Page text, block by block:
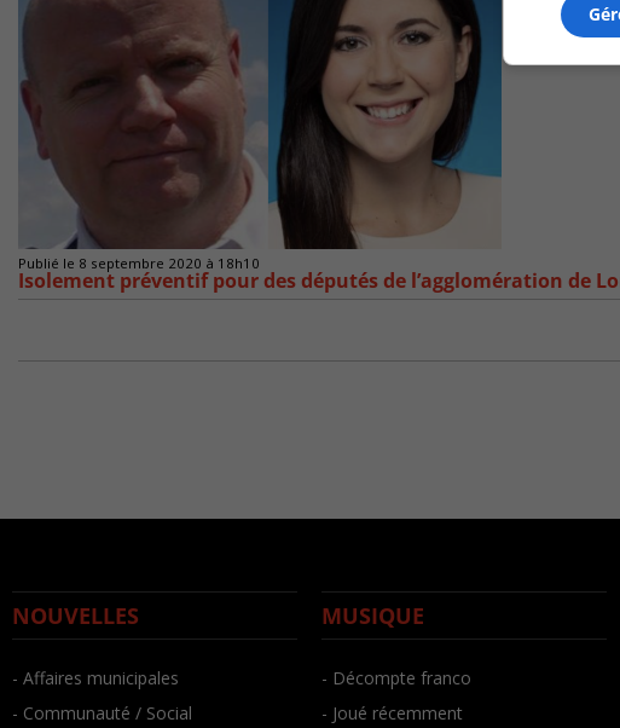
Publié le 8 septembre 2020 à 18h10
Isolement préventif pour des députés de l’agglomération de
NOUVELLES
- Affaires municipales
- Communauté / Social
MUSIQUE
- Décompte franco
- Joué récemment